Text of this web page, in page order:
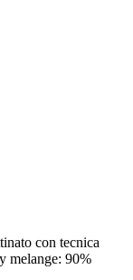
con tecnica
melange: 90%